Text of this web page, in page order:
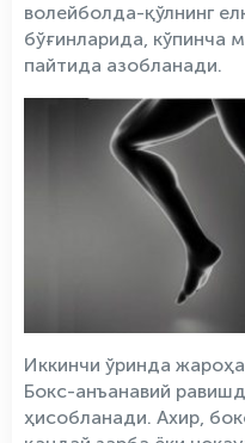
волейболда-қўлнинг
бўғинларида, кўпинча
пайтида азобланади.
Иккинчи ўринда
Бокс-анъанавий
ҳисобланади. Ахир,